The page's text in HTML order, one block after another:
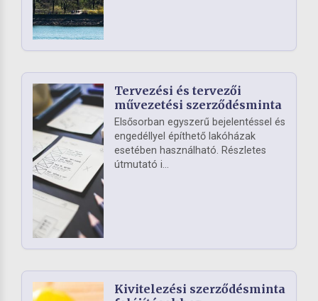
Tervezési és tervezői
művezetési szerződésminta
Elsősorban egyszerű bejelentéssel és
engedéllyel építhető lakóházak
esetében használható. Részletes
útmutató i...
Kivitelezési szerződésminta